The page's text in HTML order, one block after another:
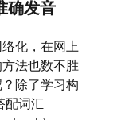
确发音
化，在网上
法也数不胜
除了学习构
配词汇